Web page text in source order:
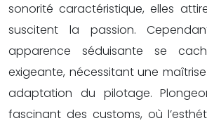
sonorité caractéristique, elles
suscitent la passion.
apparence séduisante se
exigeante, nécessitant une
adaptation du pilotage.
fascinant des customs, où